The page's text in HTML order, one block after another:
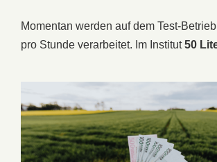
Momentan werden auf dem Test-Betrieb
pro Stunde verarbeitet. Im Institut50